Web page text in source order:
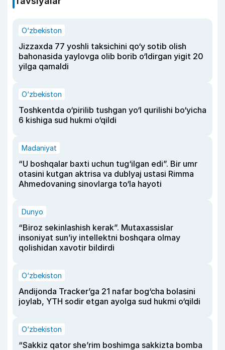
O‘zbekiston
Jizzaxda 77 yoshli taksichini qo‘y sotib olish
bahonasida yaylovga olib borib o‘ldirgan yigit 20
yilga qamaldi
O‘zbekiston
Toshkentda o‘pirilib tushgan yo‘l qurilishi bo‘yicha
6 kishiga sud hukmi o‘qildi
Madaniyat
“U boshqalar baxti uchun tug‘ilgan edi”. Bir umr
otasini kutgan aktrisa va dublyaj ustasi Rimma
Ahmedovaning sinovlarga to‘la hayoti
Dunyo
“Biroz sekinlashish kerak”. Mutaxassislar
insoniyat sun’iy intellektni boshqara olmay
qolishidan xavotir bildirdi
O‘zbekiston
Andijonda Tracker’ga 21 nafar bog‘cha bolasini
joylab, YTH sodir etgan ayolga sud hukmi o‘qildi
O‘zbekiston
“Sakkiz qator she’rim boshimga sakkizta bomba